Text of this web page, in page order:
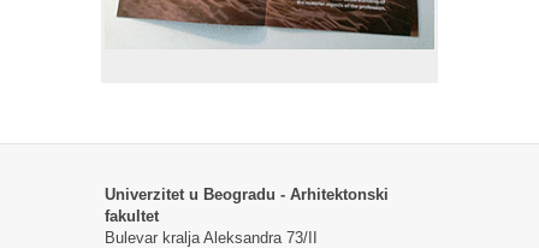
Univerzitet u Beogradu - Arhitektonski
fakultet
Bulevar kralja Aleksandra 73/II